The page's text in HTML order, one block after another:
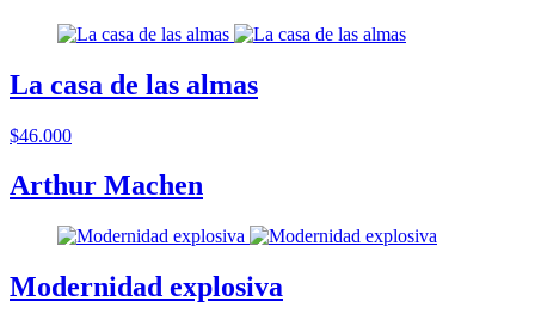
La casa de las almas
$46.000
Arthur Machen
Modernidad explosiva